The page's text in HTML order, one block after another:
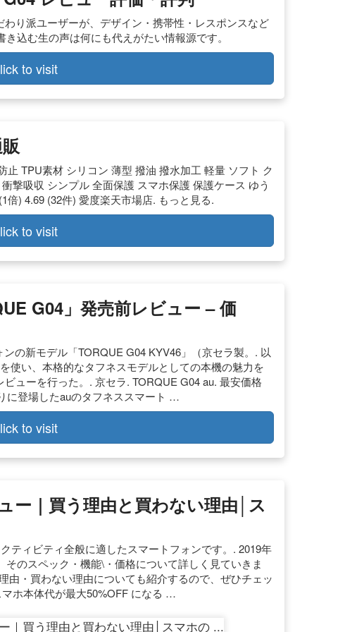
り派ユーザーが、デザイン・携帯性・レスポンスなど
込む生の声は何にも代えがたい情報源です。
to visit
TPU素材 シリコン 薄型 撥油 撥水加工 軽量 ソフト ク
撃吸収 シンプル 全面保護 スマホ保護 保護ケース ゆう
) 4.69 (32件) 愛度楽天市場店. もっと見る.
to visit
G04」発売前レビュー – 価
の新モデル「TORQUE G04 KYV46」（京セラ製。. 以
使い、本格的なタフネスモデルとしての本機の魅力を
ューを行った。. 京セラ. TORQUE G04 au. 最安価格
に登場したauのタフネススマート …
to visit
ー｜買う理由と買わない理由│ス
ティビティ全般に適したスマートフォンです。. 2019年
のスペック・機能\・価格について詳しく見ていきま
由・買わない理由についても紹介するので、ぜひチェッ
ホ本体代が最大50%OFF になる …